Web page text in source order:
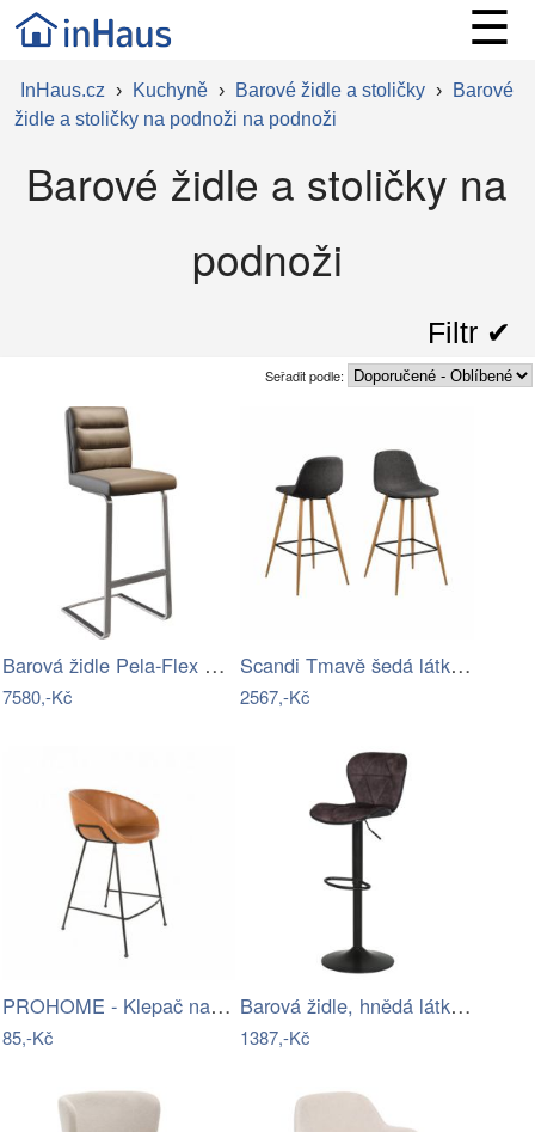
☰
InHaus.cz › Kuchyně › Barové židle a stoličky ›
Barové
židle a stoličky na podnoži na podnoži
Barové židle a stoličky na
podnoži
Filtr ✔︎
Seřadit podle:
Barová židle Pela-Flex pravá kůže…
7580,-Kč
Scandi Tmavě šedá látková barová židle…
2567,-Kč
PROHOME - Klepač na koberce UH 59x19cm
85,-Kč
Barová židle, hnědá látka v imitaci…
1387,-Kč